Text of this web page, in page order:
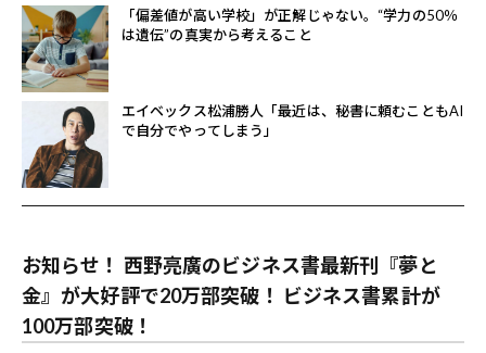
「偏差値が高い学校」が正解じゃない。“学力の50％
は遺伝”の真実から考えること
エイベックス松浦勝人「最近は、秘書に頼むこともAI
で自分でやってしまう」
お知らせ！ 西野亮廣のビジネス書最新刊『夢と
金』が大好評で20万部突破！ ビジネス書累計が
100万部突破！